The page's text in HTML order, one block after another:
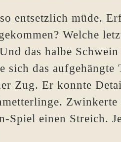
entsetzlich müde.
Welche
das halbe
sich das
Zug. Er konnte
Spiel einen Streich.